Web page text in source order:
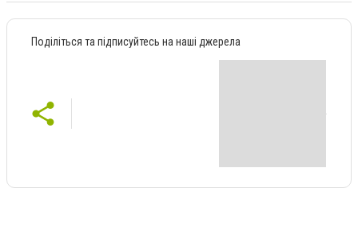
Поділіться та підписуйтесь на наші джерела